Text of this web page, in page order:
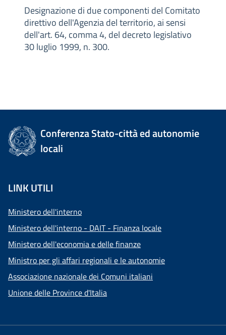
Designazione di due componenti del Comitato
direttivo dell'Agenzia del territorio, ai sensi
dell'art. 64, comma 4, del decreto legislativo
30 luglio 1999, n. 300.
Conferenza Stato-città ed autonomie
locali
LINK UTILI
Ministero dell'interno
Ministero dell'interno - DAIT - Finanza locale
Ministero dell'economia e delle finanze
Ministro per gli affari regionali e le autonomie
Associazione nazionale dei Comuni italiani
Unione delle Province d'Italia